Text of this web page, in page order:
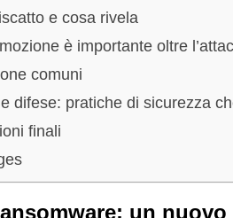
e cosa rivela
è importante oltre
comuni
difese: pratiche di sicurezza
finali
un